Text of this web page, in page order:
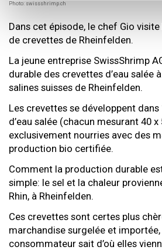
Photo: swissshrimp.ch
Dans cet épisode, le chef Gio
de crevettes de Rheinfelden.
La jeune entreprise SwissShrimp
durable des crevettes d’eau salée
salines suisses de Rheinfelden.
Les crevettes se développent
d’eau salée (chacun mesurant 40
exclusivement nourries avec des
production bio certifiée.
Comment la production durable
simple: le sel et la chaleur
Rhin, à Rheinfelden.
Ces crevettes sont certes plus
marchandise surgelée et
consommateur sait d’où elles